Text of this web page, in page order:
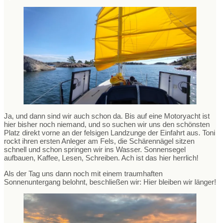
Ja, und dann sind wir auch schon da. Bis auf eine Motoryacht ist
hier bisher noch niemand, und so suchen wir uns den schönsten
Platz direkt vorne an der felsigen Landzunge der Einfahrt aus. Toni
rockt ihren ersten Anleger am Fels, die Schärennägel sitzen
schnell und schon springen wir ins Wasser. Sonnensegel
aufbauen, Kaffee, Lesen, Schreiben. Ach ist das hier herrlich!
Als der Tag uns dann noch mit einem traumhaften
Sonnenuntergang belohnt, beschließen wir: Hier bleiben wir länger!